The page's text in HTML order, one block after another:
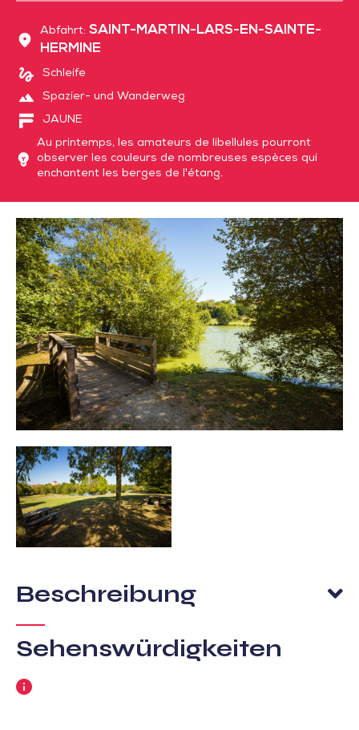
Abfahrt:SAINT-MARTIN-LARS-EN-SAINTE-
HERMINE
Schleife
Spazier- und Wanderweg
JAUNE
Au printemps, les amateurs de libellules pourront
observer les couleurs de nombreuses espèces qui
enchantent les berges de l'étang.
Beschreibung
Sehenswürdigkeiten
Weitere